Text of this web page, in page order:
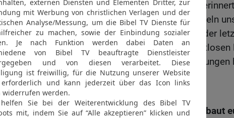
17 Ihr aber, meine Lieben,
gesagt sind von den Aposteln
18 da sie euch sagten: Zu der
die nach ihren eigenen gottlosen
19 Diese sind es, die
die den Geist nicht haben.
Mahnung und Gotteslob
20 Ihr aber, meine Lieben, baut